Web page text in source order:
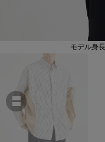
モデル身